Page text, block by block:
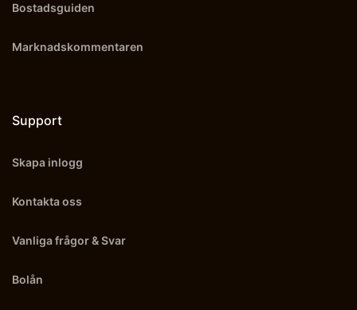
Bostadsguiden
Marknadskommentaren
Support
Skapa inlogg
Kontakta oss
Vanliga frågor & Svar
Bolån